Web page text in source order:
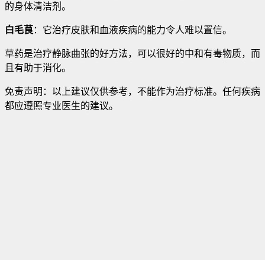
的身体清洁剂。
白毛茛：它治疗皮肤和血液疾病的能力令人难以置信。
草药是治疗静脉曲张的好方法，可以很好的中和有毒物质，而
且有助于消化。
免责声明：以上建议仅供参考，不能作为治疗标准。任何疾病
都应遵照专业医生的建议。